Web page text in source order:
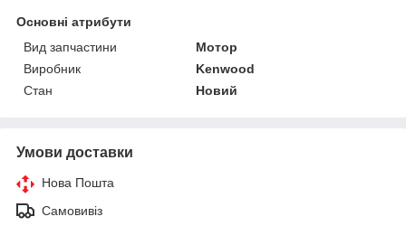
Основні атрибути
Вид запчастини
Мотор
Виробник
Kenwood
Стан
Новий
Умови доставки
Нова Пошта
Самовивіз